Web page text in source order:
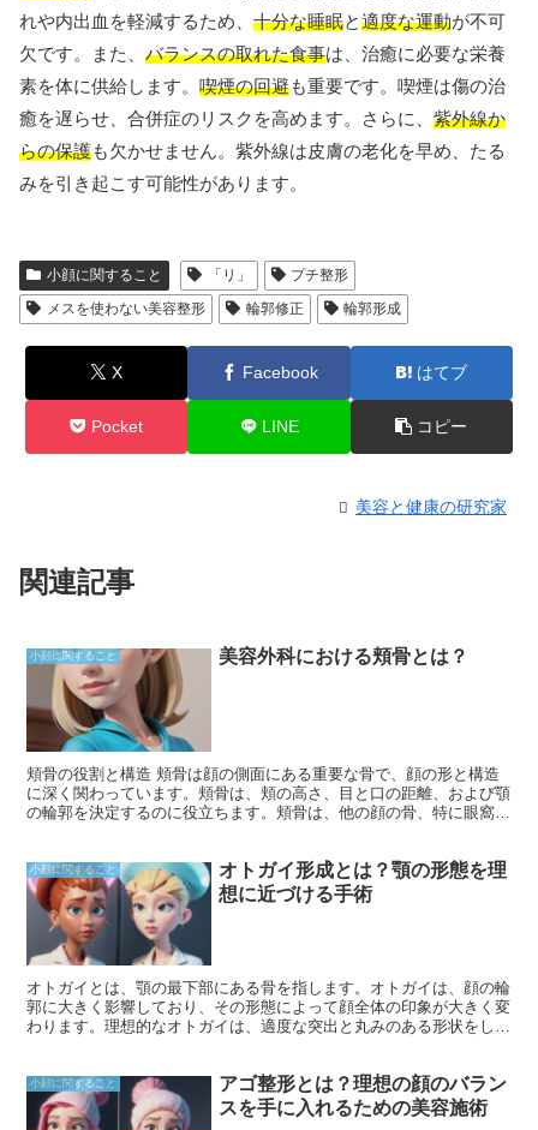
れや内出血を軽減するため、 十分な睡眠と適度な運動が不可
欠です。また、 バランスの取れた食事は、治癒に必要な栄養
素を体に供給します。 喫煙の回避も重要です。喫煙は傷の治
癒を遅らせ、合併症のリスクを高めます。さらに、 紫外線か
らの保護も欠かせません。紫外線は皮膚の老化を早め、たる
みを引き起こす可能性があります。
小顔に関すること 「リ」
プチ整形
メスを使わない美容整形
輪郭修正 輪郭形成
X Facebook はてブ
Pocket LINE コピー
美容と健康の研究家
関連記事
小顔に関すること 美容外科における頬骨とは？
頬骨の役割と構造 頬骨は顔の側面にある重要な骨で、顔の形と構造
に深く関わっています。頬骨は、頬の高さ、目と口の距離、および顎
の輪郭を決定するのに役立ちます。頬骨は、他の顔の骨、特に眼窩と
骨自体は、通常は薄い構造をしており、いくつかの異なる部分で構成
されています。頬骨の主たる部分は頬骨体と呼ばれ、頬の最も突出し
た部分を形成しています。頬骨体に加えて、頬骨には頬骨弓と頬骨突
起と呼ばれる2つのプロセスがあります。頬骨弓は頬骨体から外側に
向かって伸びており、側頭骨につながっています。頬骨突起は頬骨体
の上側に位置しており、側頭筋と呼ばれる咀嚼に関与する筋肉が付着
します。
小顔に関すること
オトガイ形成とは？顎の形態を理
想に近づける手術
オトガイとは、顎の最下部にある骨を指します。オトガイは、顔の輪
郭に大きく影響しており、その形態によって顔全体の印象が大きく変
わります。理想的なオトガイは、適度な突出と丸みのある形状をして
えることがあります。
小顔に関すること
アゴ整形とは？理想の顔のバラン
スを手に入れるための美容施術